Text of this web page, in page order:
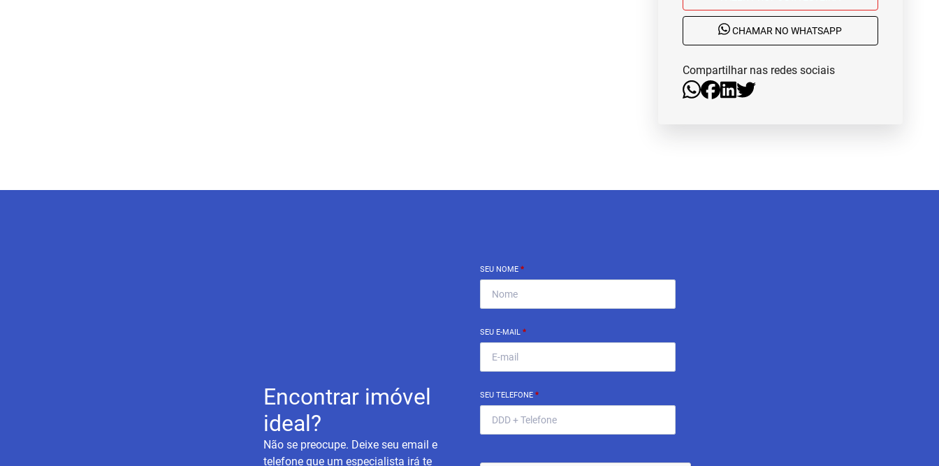
CHAMAR NO WHATSAPP
Compartilhar nas redes sociais
Encontrar imóvel
ideal?
Não se preocupe. Deixe seu email e
telefone que um especialista irá te
SEU NOME *
SEU E-MAIL *
SEU TELEFONE *